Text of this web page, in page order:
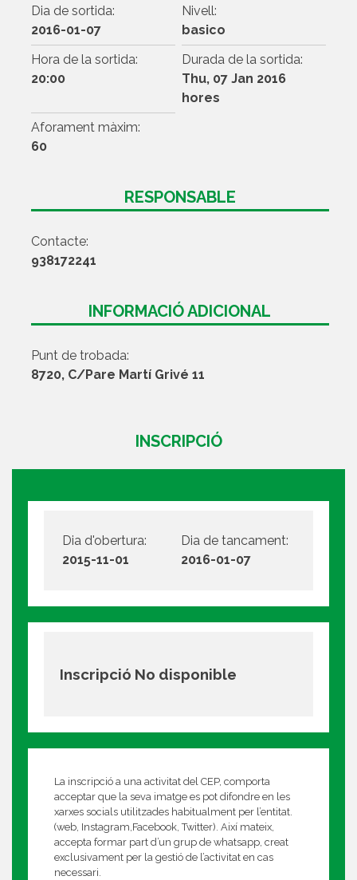
Dia de sortida:
2016-01-07
Nivell:
basico
Hora de la sortida:
20:00
Durada de la sortida:
Thu, 07 Jan 2016
hores
Aforament màxim:
60
RESPONSABLE
Contacte:
938172241
INFORMACIÓ ADICIONAL
Punt de trobada:
8720, C/Pare Martí Grivé 11
INSCRIPCIÓ
Dia d'obertura:
2015-11-01
Dia de tancament:
2016-01-07
Inscripció No disponible
La inscripció a una activitat del CEP, comporta
acceptar que la seva imatge es pot difondre en les
xarxes socials utilitzades habitualment per l’entitat.
(web, Instagram,Facebook, Twitter). Així mateix,
accepta formar part d’un grup de whatsapp, creat
exclusivament per la gestió de l’activitat en cas
necessari.